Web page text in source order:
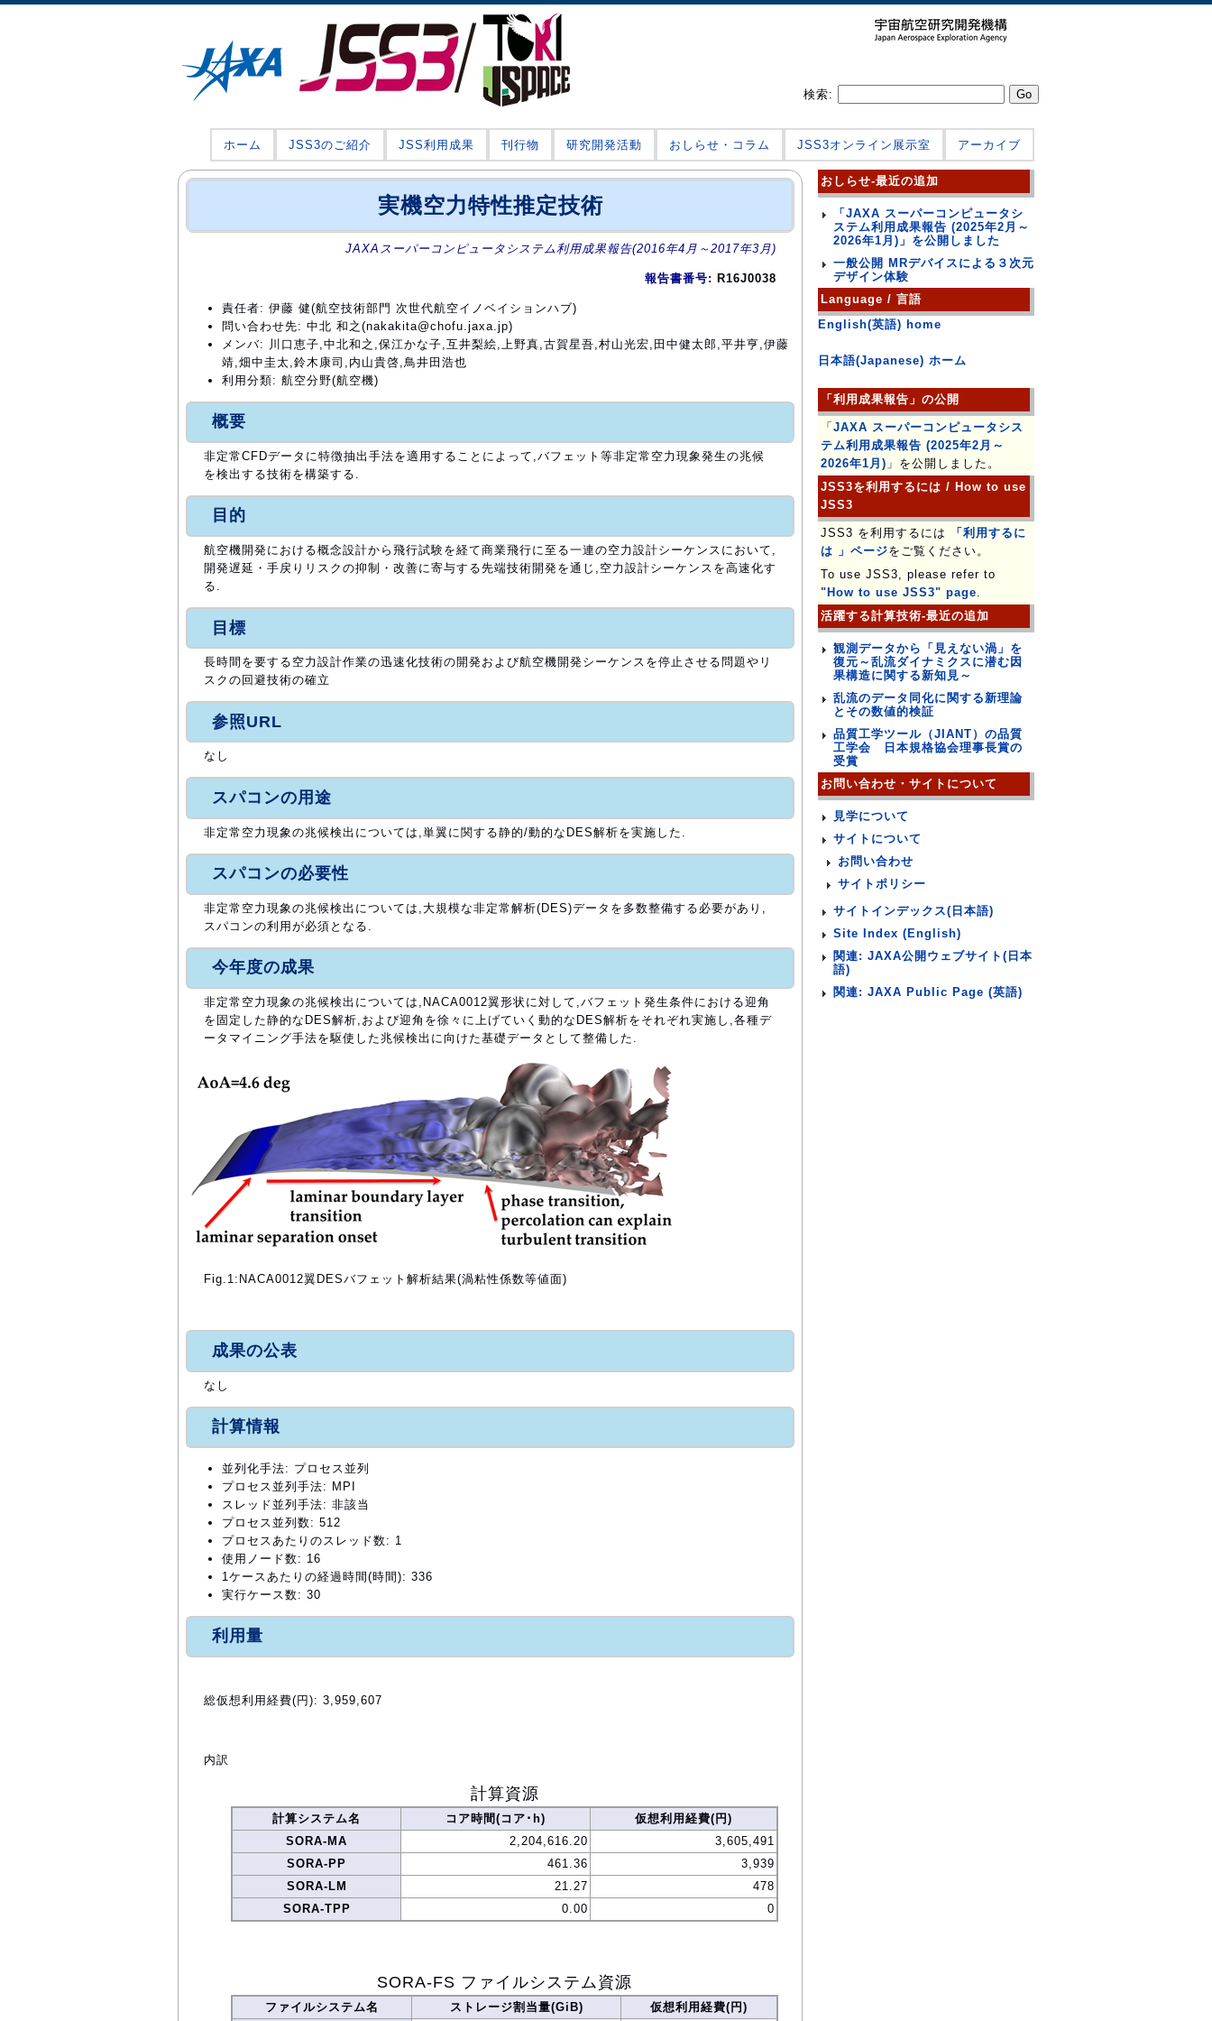
検索:
ホーム JSS3のご紹介 JSS利用成果 刊行物 研究開発活動 おしらせ・コラム JSS3オンライン展示室 アーカイブ
実機空力特性推定技術
JAXAスーパーコンピュータシステム利用成果報告(2016年4月～2017年3月)
報告書番号: R16J0038
責任者: 伊藤 健(航空技術部門 次世代航空イノベイションハブ)
問い合わせ先: 中北 和之(nakakita@chofu.jaxa.jp)
メンバ: 川口恵子,中北和之,保江かな子,互井梨絵,上野真,古賀星吾,村山光宏,田中健太郎,平井亨,伊藤
靖,畑中圭太,鈴木康司,内山貴啓,鳥井田浩也
利用分類: 航空分野(航空機)
概要
非定常CFDデータに特徴抽出手法を適用することによって,バフェット等非定常空力現象発生の兆候
を検出する技術を構築する.
目的
航空機開発における概念設計から飛行試験を経て商業飛行に至る一連の空力設計シーケンスにおいて,
開発遅延・手戻りリスクの抑制・改善に寄与する先端技術開発を通じ,空力設計シーケンスを高速化す
る.
目標
長時間を要する空力設計作業の迅速化技術の開発および航空機開発シーケンスを停止させる問題やリ
スクの回避技術の確立
参照URL
なし
スパコンの用途
非定常空力現象の兆候検出については,単翼に関する静的/動的なDES解析を実施した.
スパコンの必要性
非定常空力現象の兆候検出については,大規模な非定常解析(DES)データを多数整備する必要があり,
スパコンの利用が必須となる.
今年度の成果
非定常空力現象の兆候検出については,NACA0012翼形状に対して,バフェット発生条件における迎角
を固定した静的なDES解析,および迎角を徐々に上げていく動的なDES解析をそれぞれ実施し,各種デ
ータマイニング手法を駆使した兆候検出に向けた基礎データとして整備した.
Fig.1:NACA0012翼DESバフェット解析結果(渦粘性係数等値面)
成果の公表
なし
計算情報
並列化手法: プロセス並列
プロセス並列手法: MPI
スレッド並列手法: 非該当
プロセス並列数: 512
プロセスあたりのスレッド数: 1
使用ノード数: 16
1ケースあたりの経過時間(時間): 336
実行ケース数: 30
利用量
総仮想利用経費(円): 3,959,607
内訳
計算資源
計算システム名 コア時間(コア･h)
仮想利用経費(円)
SORA-MA
2,204,616.20
3,605,491
SORA-PP
461.36
3,939
SORA-LM
21.27
478
SORA-TPP
0.00 0
SORA-FS ファイルシステム資源
ファイルシステム名 ストレージ割当量(GiB)
仮想利用経費(円)
おしらせ-最近の追加
「JAXA スーパーコンピュータシ
ステム利用成果報告 (2025年2月～
2026年1月)」を公開しました
一般公開 MRデバイスによる３次元
デザイン体験
Language / 言語
English(英語) home
日本語(Japanese) ホーム
「利用成果報告」の公開
「 JAXA スーパーコンピュータシス
テム利用成果報告 (2025年2月～
2026年1月) 」を公開しました。
JSS3を利用するには / How to use
JSS3
JSS3 を利用するには
「利用するに
は 」ページをご覧ください。
To use JSS3, please refer to
"How to use JSS3" page.
活躍する計算技術-最近の追加
観測データから「見えない渦」を
復元～乱流ダイナミクスに潜む因
果構造に関する新知見～
乱流のデータ同化に関する新理論
とその数値的検証
品質工学ツール（JIANT）の品質
工学会 日本規格協会理事長賞の
受賞
お問い合わせ・サイトについて
見学について
サイトについて
お問い合わせ
サイトポリシー
サイトインデックス(日本語)
Site Index (English)
関連: JAXA公開ウェブサイト(日本
語)
関連: JAXA Public Page (英語)